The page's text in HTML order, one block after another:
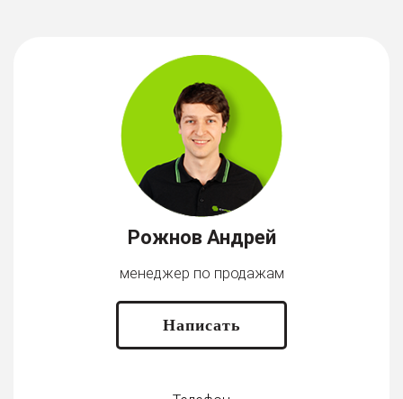
Рожнов Андрей
менеджер по продажам
Написать